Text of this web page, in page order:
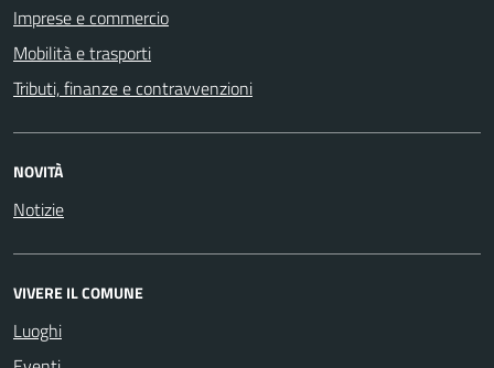
Imprese e commercio
Mobilità e trasporti
Tributi, finanze e contravvenzioni
NOVITÀ
Notizie
VIVERE IL COMUNE
Luoghi